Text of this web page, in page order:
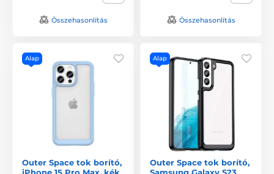
Összehasonlítás Összehasonlítás
Alap
Outer Space tok borító,
iPhone 15 Pro Max, kék
Alap
Outer Space tok borító,
Samsung Galaxy S23